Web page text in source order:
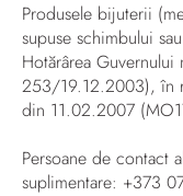
Produsele bijuterii
supuse schimbului
Hotărârea
253/19.12.2003), în
din 11.02.2007
Persoane de contact
suplimentare: +373